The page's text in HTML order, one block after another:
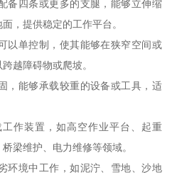
备四条或更多的支腿，能够立伸缩
，提供稳定的工作平台。
以单控制，使其能够在狭窄空间或
越障碍物或爬坡。
，能够承载较重的设备或工具，适
作装置，如高空作业平台、起重
梁维护、电力维修等领域。
环境中工作，如泥泞、雪地、沙地